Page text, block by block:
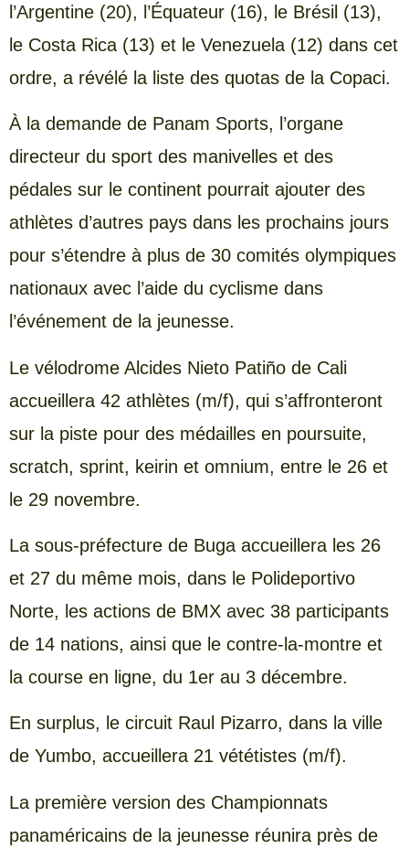
l’Argentine (20), l’Équateur (16), le Brésil (13),
le Costa Rica (13) et le Venezuela (12) dans cet
ordre, a révélé la liste des quotas de la Copaci.
À la demande de Panam Sports, l’organe
directeur du sport des manivelles et des
pédales sur le continent pourrait ajouter des
athlètes d’autres pays dans les prochains jours
pour s’étendre à plus de 30 comités olympiques
nationaux avec l’aide du cyclisme dans
l’événement de la jeunesse.
Le vélodrome Alcides Nieto Patiño de Cali
accueillera 42 athlètes (m/f), qui s’affronteront
sur la piste pour des médailles en poursuite,
scratch, sprint, keirin et omnium, entre le 26 et
le 29 novembre.
La sous-préfecture de Buga accueillera les 26
et 27 du même mois, dans le Polideportivo
Norte, les actions de BMX avec 38 participants
de 14 nations, ainsi que le contre-la-montre et
la course en ligne, du 1er au 3 décembre.
En surplus, le circuit Raul Pizarro, dans la ville
de Yumbo, accueillera 21 vététistes (m/f).
La première version des Championnats
panaméricains de la jeunesse réunira près de